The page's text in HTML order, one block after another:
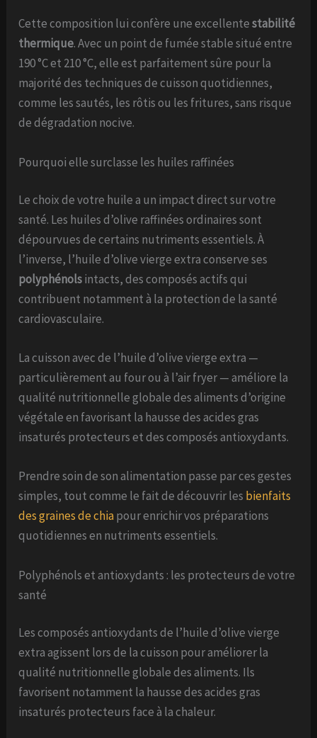
Cette composition lui confère une excellentestabilité
thermique. Avec un point de fumée stable situé entre
190 °C et 210 °C, elle est parfaitement sûre pour la
majorité des techniques de cuisson quotidiennes,
comme les sautés, les rôtis ou les fritures, sans risque
de dégradation nocive.
Pourquoi elle surclasse les huiles raffinées
Le choix de votre huile a un impact direct sur votre
santé. Les huiles d’olive raffinées ordinaires sont
dépourvues de certains nutriments essentiels. À
l’inverse, l’huile d’olive vierge extra conserve ses
polyphénolsintacts, des composés actifs qui
contribuent notamment à la protection de la santé
cardiovasculaire.
La cuisson avec de l’huile d’olive vierge extra —
particulièrement au four ou à l’air fryer — améliore la
qualité nutritionnelle globale des aliments d’origine
végétale en favorisant la hausse des acides gras
insaturés protecteurs et des composés antioxydants.
Prendre soin de son alimentation passe par ces gestes
simples, tout comme le fait de découvrir les bienfaits
des graines de chiapour enrichir vos préparations
quotidiennes en nutriments essentiels.
Polyphénols et antioxydants : les protecteurs de votre
santé
Les composés antioxydants de l’huile d’olive vierge
extra agissent lors de la cuisson pour améliorer la
qualité nutritionnelle globale des aliments. Ils
favorisent notamment la hausse des acides gras
insaturés protecteurs face à la chaleur.